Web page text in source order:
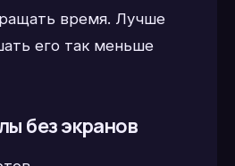
время. Лучше
его так меньше
без экранов